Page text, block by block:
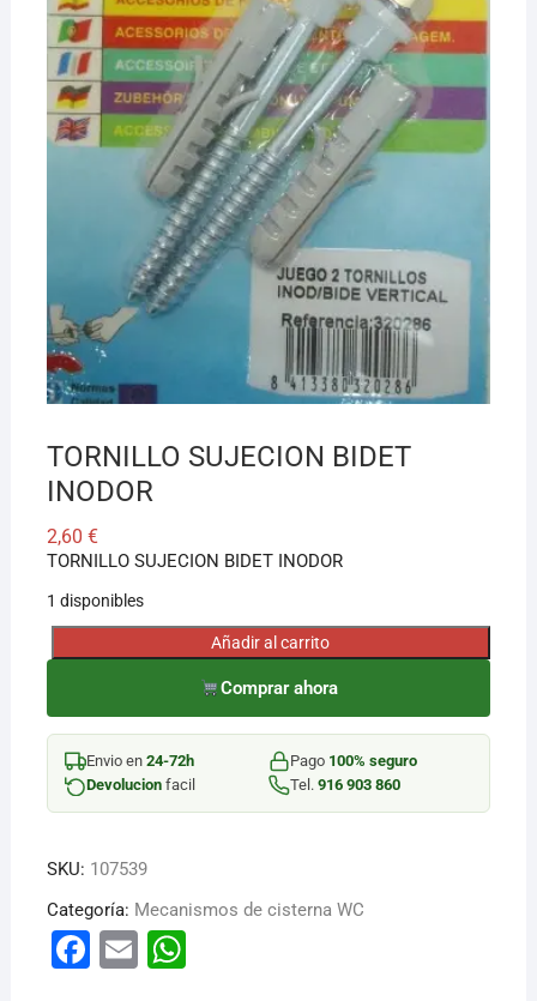
TORNILLO SUJECION BIDET
INODOR
2,60 €
TORNILLO SUJECION BIDET INODOR
1 disponibles
TORNILLO
BIDET
INODOR
cantidad
Añadir al carrito
Comprar ahora
Envio en 24-72h Pago 100% seguro
Devolucionfacil Tel. 916 903 860
SKU: 107539
Categoría: Mecanismos de cisterna WC
F E W
¡Hola! Soy el asesor virtual de Ferretería El Arroyo.
Cuéntame qué necesitas y te ayudo a encontrarlo,
aunque no sepas el nombre exacto